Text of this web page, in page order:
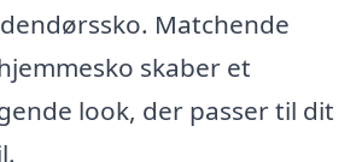
Matchende
skaber et
look, der passer til dit